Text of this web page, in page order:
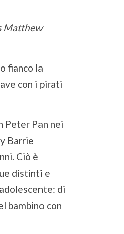
Matthew
fianco la
con i pirati
Peter Pan nei
Barrie
Ciò è
distinti e
di
bambino con